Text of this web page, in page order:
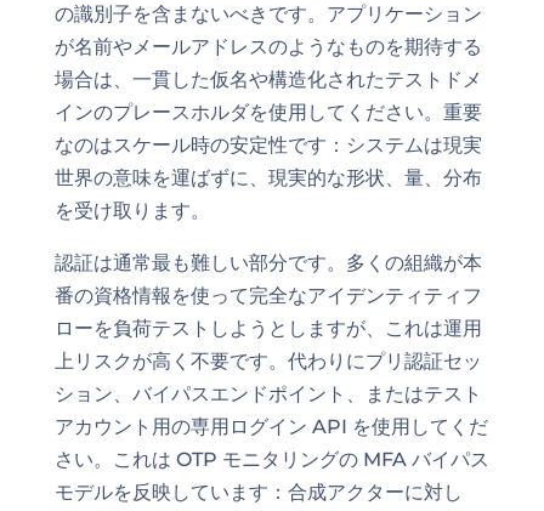
の識別子を含まないべきです。アプリケーション
が名前やメールアドレスのようなものを期待する
場合は、一貫した仮名や構造化されたテストドメ
インのプレースホルダを使用してください。重要
なのはスケール時の安定性です：システムは現実
世界の意味を運ばずに、現実的な形状、量、分布
を受け取ります。
認証は通常最も難しい部分です。多くの組織が本
番の資格情報を使って完全なアイデンティティフ
ローを負荷テストしようとしますが、これは運用
上リスクが高く不要です。代わりにプリ認証セッ
ション、バイパスエンドポイント、またはテスト
アカウント用の専用ログイン API を使用してくだ
さい。これは OTP モニタリングの MFA バイパス
モデルを反映しています：合成アクターに対し